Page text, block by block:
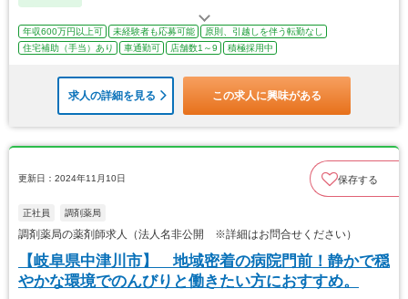
年収600万円以上可 未経験者も応募可能
原則、引越しを伴う転勤なし
住宅補助（手当）あり
車通勤可 店舗数1～9 積極採用中
求人の詳細を見る この求人に興味がある
更新日：2024年11月10日 保存する
正社員 調剤薬局
調剤薬局の薬剤師求人（法人名非公開 ※詳細はお問合せください）
【岐阜県中津川市】 地域密着の病院門前！静かで穏
やかな環境でのんびりと働きたい方におすすめ。